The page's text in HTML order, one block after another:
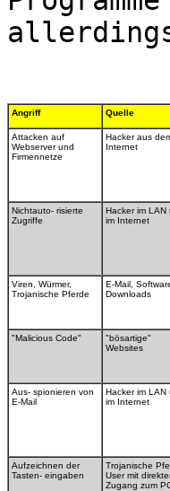
Angriff Quelle
Attacken auf
Webserver und
Firmennetze
Hacker aus
Internet
Nichtauto- risierte
Zugriffe
Hacker im LAN
im Internet
Viren, Würmer,
Trojanische Pferde
E-Mail,
Downloads
"Malicious Code"
"bösartige"
Websites
Aus- spionieren von
E-Mail
Hacker im LAN
im Internet
Aufzeichnen der
Tasten- eingaben
Trojanische
User mit
Zugang zum